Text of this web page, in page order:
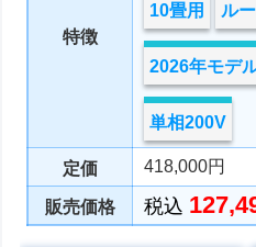
特徴
10畳用 ル
2026年モデ
単相200V
定価 418,000円
販売価格 税込